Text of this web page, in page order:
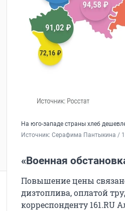
На юго-западе страны хлеб
Источник: Серафима Пантыкина /
«Военная
Повышение цены
дизтоплива, оплатой
корреспонденту 161.RU